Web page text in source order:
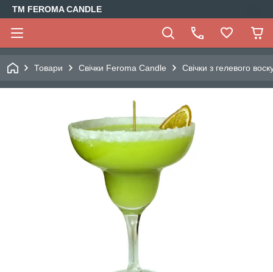
TM FEROMA CANDLE
Товари Свічки Feroma Candle Свічки з гелевого